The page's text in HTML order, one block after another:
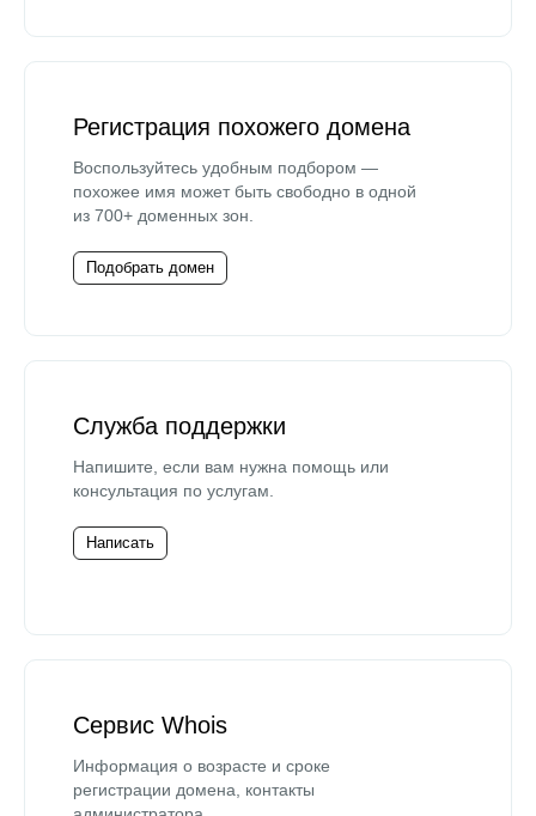
Регистрация похожего домена
Воспользуйтесь удобным подбором —
похожее имя может быть свободно в одной
из 700+ доменных зон.
Подобрать домен
Служба поддержки
Напишите, если вам нужна помощь или
консультация по услугам.
Написать
Сервис Whois
Информация о возрасте и сроке
регистрации домена, контакты